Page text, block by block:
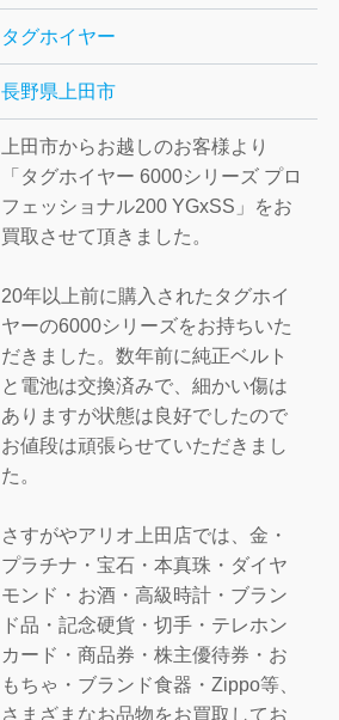
タグホイヤー
長野県上田市
上田市からお越しのお客様より
「タグホイヤー 6000シリーズ プロ
フェッショナル200 YGxSS」をお
買取させて頂きました。
20年以上前に購入されたタグホイ
ヤーの6000シリーズをお持ちいた
だきました。数年前に純正ベルト
と電池は交換済みで、細かい傷は
ありますが状態は良好でしたので
お値段は頑張らせていただきまし
た。
さすがやアリオ上田店では、金・
プラチナ・宝石・本真珠・ダイヤ
モンド・お酒・高級時計・ブラン
ド品・記念硬貨・切手・テレホン
カード・商品券・株主優待券・お
もちゃ・ブランド食器・Zippo等、
さまざまなお品物をお買取してお